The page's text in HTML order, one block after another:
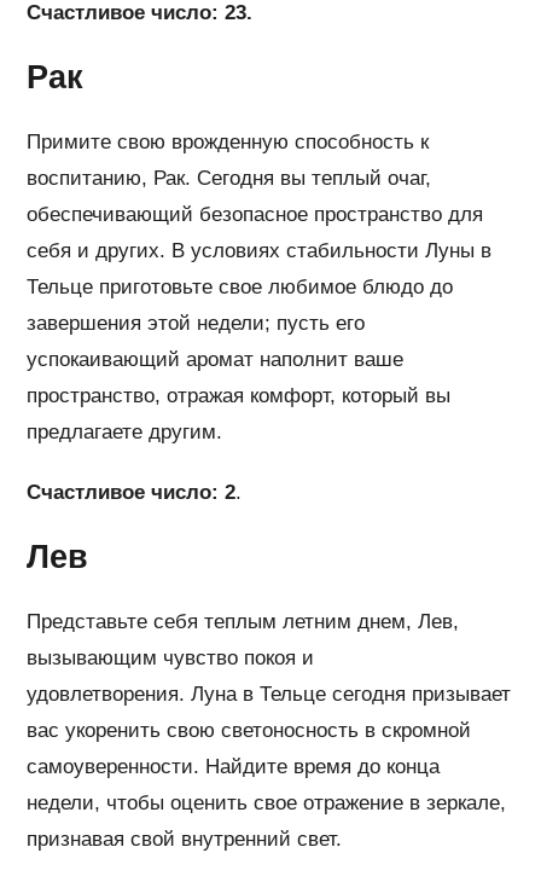
Счастливое число: 23.
Рак
Примите свою врожденную способность к
воспитанию, Рак. Сегодня вы теплый очаг,
обеспечивающий безопасное пространство для
себя и других. В условиях стабильности Луны в
Тельце приготовьте свое любимое блюдо до
завершения этой недели; пусть его
успокаивающий аромат наполнит ваше
пространство, отражая комфорт, который вы
предлагаете другим.
Счастливое число: 2.
Лев
Представьте себя теплым летним днем, Лев,
вызывающим чувство покоя и
удовлетворения. Луна в Тельце сегодня призывает
вас укоренить свою светоносность в скромной
самоуверенности. Найдите время до конца
недели, чтобы оценить свое отражение в зеркале,
признавая свой внутренний свет.